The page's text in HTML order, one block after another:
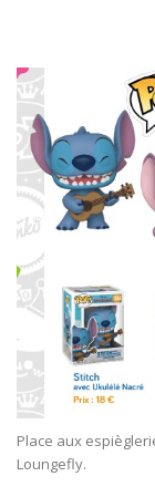
Place aux
Loungefly.